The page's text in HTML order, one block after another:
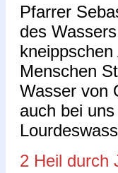
Pfarrer
des
Menschen
Wasser von
auch bei
2 Heil durch